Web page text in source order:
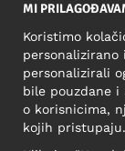
MI
Koristimo
personalizirano
personalizirali
bile pouzdane
o korisnicima,
kojih